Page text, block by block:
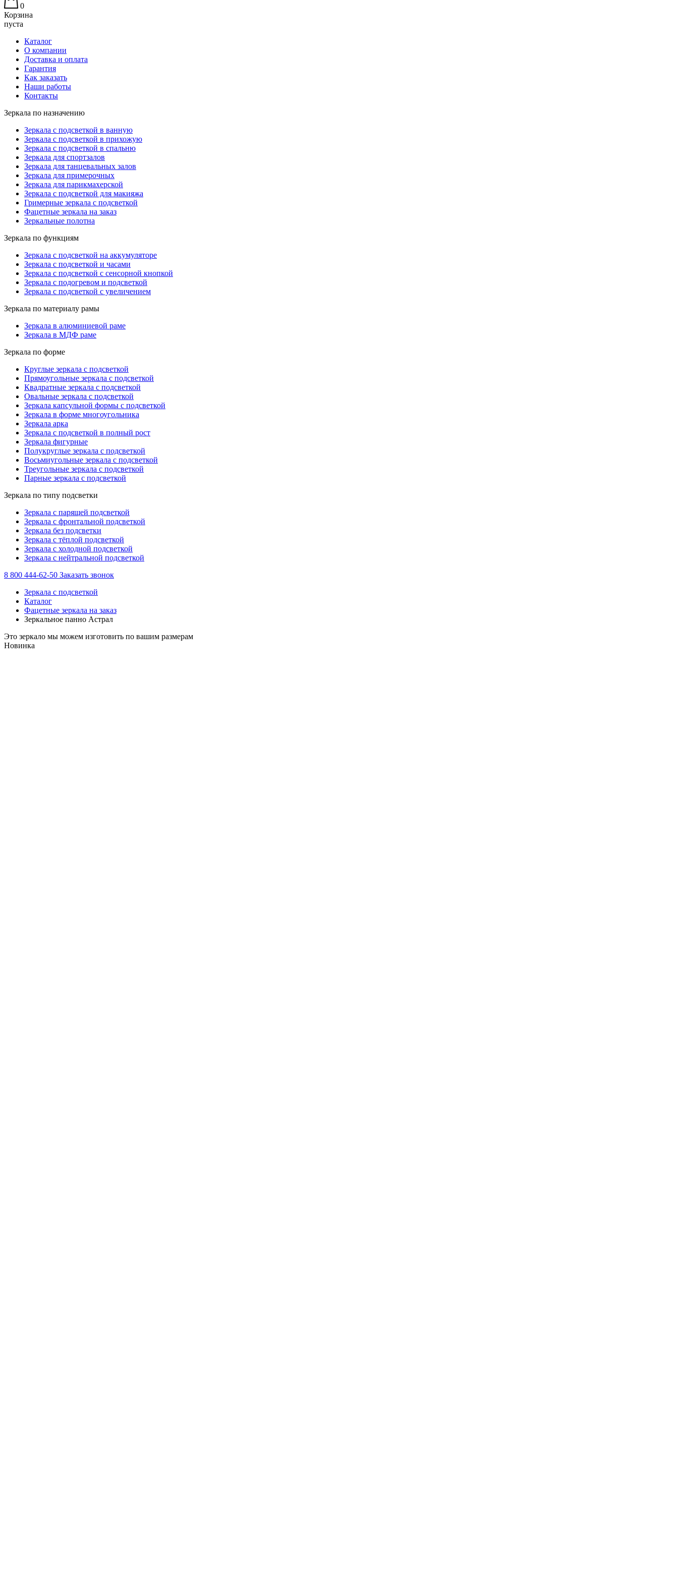
0
Корзина
пуста
Каталог
О компании
Доставка и оплата
Гарантия
Как заказать
Наши работы
Контакты
Зеркала по назначению
Зеркала с подсветкой в ванную
Зеркала с подсветкой в прихожую
Зеркала с подсветкой в спальню
Зеркала для спортзалов
Зеркала для танцевальных залов
Зеркала для примерочных
Зеркала для парикмахерской
Зеркала с подсветкой для макияжа
Гримерные зеркала с подсветкой
Фацетные зеркала на заказ
Зеркальные полотна
Зеркала по функциям
Зеркала с подсветкой на аккумуляторе
Зеркала с подсветкой и часами
Зеркала с подсветкой с сенсорной кнопкой
Зеркала с подогревом и подсветкой
Зеркала с подсветкой с увеличением
Зеркала по материалу рамы
Зеркала в алюминиевой раме
Зеркала в МДФ раме
Зеркала по форме
Круглые зеркала с подсветкой
Прямоугольные зеркала с подсветкой
Квадратные зеркала с подсветкой
Овальные зеркала с подсветкой
Зеркала капсульной формы с подсветкой
Зеркала в форме многоугольника
Зеркала арка
Зеркала с подсветкой в полный рост
Зеркала фигурные
Полукруглые зеркала с подсветкой
Восьмиугольные зеркала с подсветкой
Треугольные зеркала с подсветкой
Парные зеркала с подсветкой
Зеркала по типу подсветки
Зеркала с парящей подсветкой
Зеркала с фронтальной подсветкой
Зеркала без подсветки
Зеркала с тёплой подсветкой
Зеркала с холодной подсветкой
Зеркала с нейтральной подсветкой
8 800 444-62-50 Заказать звонок
Зеркала с подсветкой
Каталог
Фацетные зеркала на заказ
Зеркальное панно Астрал
Это зеркало мы можем изготовить по вашим размерам
Новинка